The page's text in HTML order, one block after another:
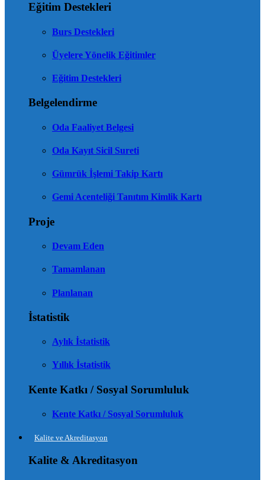
Eğitim Destekleri
Burs Destekleri
Üyelere Yönelik Eğitimler
Eğitim Destekleri
Belgelendirme
Oda Faaliyet Belgesi
Oda Kayıt Sicil Sureti
Gümrük İşlemi Takip Kartı
Gemi Acenteliği Tanıtım Kimlik Kartı
Proje
Devam Eden
Tamamlanan
Planlanan
İstatistik
Aylık İstatistik
Yıllık İstatistik
Kente Katkı / Sosyal Sorumluluk
Kente Katkı / Sosyal Sorumluluk
Kalite ve Akreditasyon
Kalite & Akreditasyon